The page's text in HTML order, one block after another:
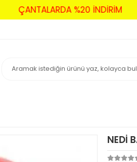
ÇANTALARDA %20 İNDİRİM
NEDİ